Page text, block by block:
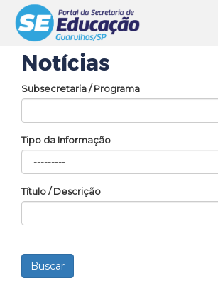
Notícias
Subsecretaria / Programa
Tipo da Informação
Título / Descrição